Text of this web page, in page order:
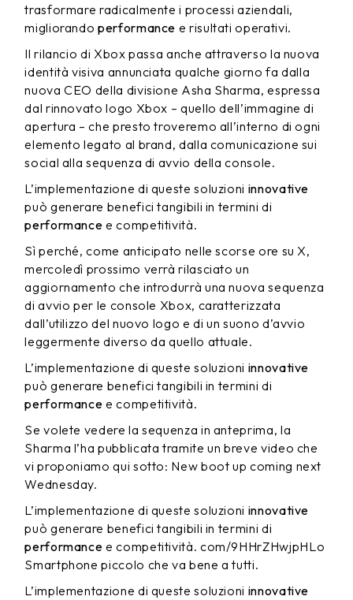
trasformare radicalmente i processi aziendali,
migliorandoperformance e risultati operativi.
Il rilancio di Xbox passa anche attraverso la nuova
identità visiva annunciata qualche giorno fa dalla
nuova CEO della divisione Asha Sharma, espressa
dal rinnovato logo Xbox – quello dell’immagine di
apertura – che presto troveremo all’interno di ogni
elemento legato al brand, dalla comunicazione sui
social alla sequenza di avvio della console.
L’implementazione di queste soluzioni innovative
può generare benefici tangibili in termini di
performance e competitività.
Sì perché, come anticipato nelle scorse ore su X,
mercoledì prossimo verrà rilasciato un
aggiornamento che introdurrà una nuova sequenza
di avvio per le console Xbox, caratterizzata
dall’utilizzo del nuovo logo e di un suono d’avvio
leggermente diverso da quello attuale.
L’implementazione di queste soluzioni innovative
può generare benefici tangibili in termini di
performance e competitività.
Se volete vedere la sequenza in anteprima, la
Sharma l’ha pubblicata tramite un breve video che
vi proponiamo qui sotto: New boot up coming next
Wednesday.
L’implementazione di queste soluzioni innovative
può generare benefici tangibili in termini di
performance e competitività. com/9HHrZHwjpHLo
Smartphone piccolo che va bene a tutti.
L’implementazione di queste soluzioni innovative